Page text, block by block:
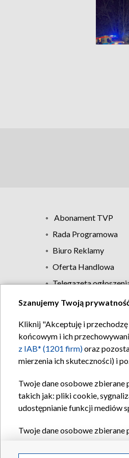
Abonament TVP
Rada Programowa
Biuro Reklamy
Oferta Handlowa
Telegazeta
Szanujemy Twoją
Kliknij "Akceptuję i
końcowym i ich
z IAB* (1201 firm)oraz
mierzenia ich skuteczności) i
Twoje dane osobowe zbierane
takich jak: pliki cookie,
udostępnianie funkcji mediów
Twoje dane osobowe
Partnerów TVPdla realizacji